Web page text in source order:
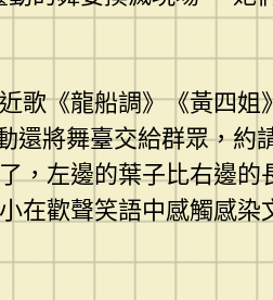
歌《龍船調》《黃四姐
還將舞臺交給群眾，約
，左邊的葉子比右邊的
在歡聲笑語中感觸感染